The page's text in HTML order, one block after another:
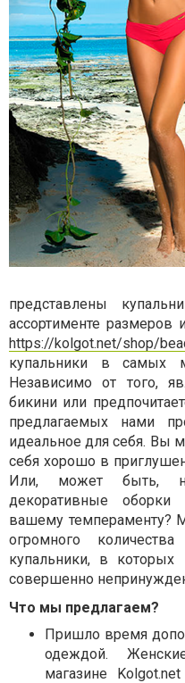
представлены
ассортименте размеров
https://kolgot.net/shop/
купальники в самых
Независимо от того,
бикини или
предлагаемых нами
идеальное для себя. Вы
себя хорошо в
Или, может быть,
декоративные
вашему темпераменту?
огромного
купальники, в которых
совершенно
Что мы предлагаем?
Пришло время
одеждой.
магазине Kolgot.net